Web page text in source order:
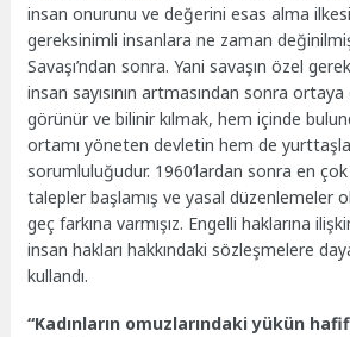
insan onurunu ve değerini esas alma
gereksinimli insanlara ne zaman
Savaşı’ndan sonra. Yani savaşın özel
insan sayısının artmasından sonra ortaya
görünür ve bilinir kılmak, hem içinde
ortamı yöneten devletin hem de
sorumluluğudur. 1960’lardan sonra en
talepler başlamış ve yasal düzenlemeler
geç farkına varmışız. Engelli haklarına
insan hakları hakkındaki sözleşmelere
kullandı.
“Kadınların omuzlarındaki yükün